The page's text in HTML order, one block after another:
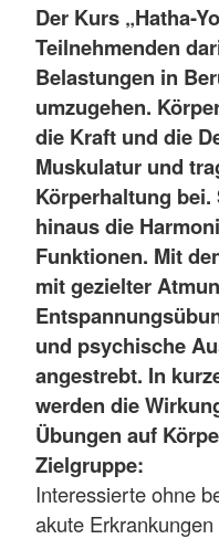
Der Kurs „Hatha-
Teilnehmenden
Belastungen in
umzugehen.
die Kraft und die
Muskulatur und
Körperhaltung
hinaus die
Funktionen. Mit
mit gezielter
und psychische
angestrebt. In
werden die
Übungen auf
Zielgruppe:
Interessierte ohne
akute Erkrankungen